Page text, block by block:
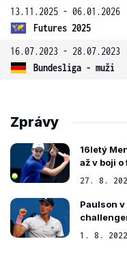
13.11.2025 - 06.01.2026
Futures 2025
16.07.2023 - 28.07.2023
Bundesliga - muži
Zprávy
16letý
až v boji
27. 8.
Paulson
1. 8. 2022